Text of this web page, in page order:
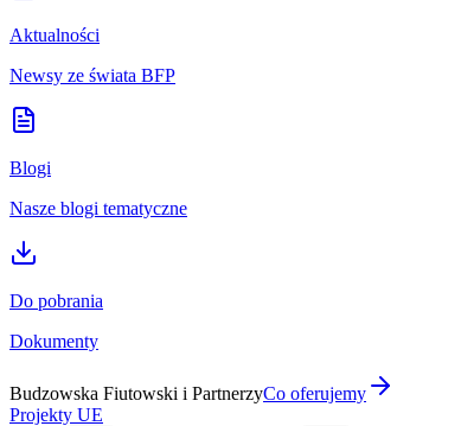
Aktualności
Newsy ze świata BFP
Blogi
Nasze blogi tematyczne
Do pobrania
Dokumenty
Budzowska Fiutowski i PartnerzyCo oferujemy
Projekty UE